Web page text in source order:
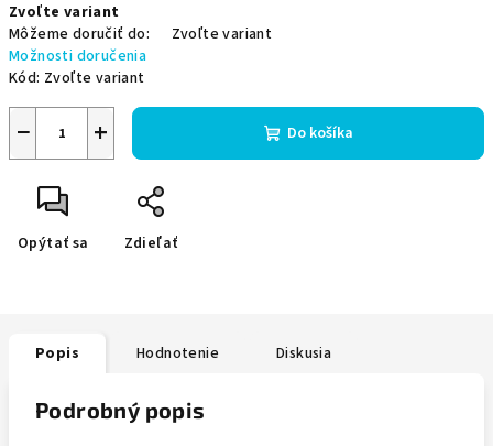
cena:
Zvoľte variant
Môžeme doručiť do:
Zvoľte variant
Možnosti doručenia
Kód: Zvoľte variant
+
− Do košíka
Opýtať sa Zdieľať
Popis Hodnotenie Diskusia
Podrobný popis